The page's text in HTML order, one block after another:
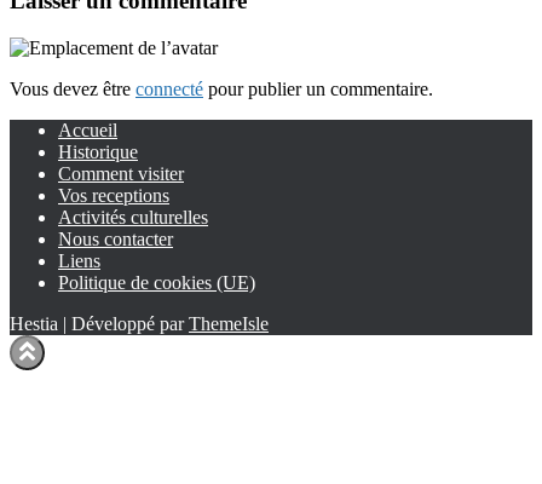
Vous devez être connecté pour publier un commentaire.
Accueil
Historique
Comment visiter
Vos receptions
Activités culturelles
Nous contacter
Liens
Politique de cookies (UE)
Hestia | Développé parThemeIsle